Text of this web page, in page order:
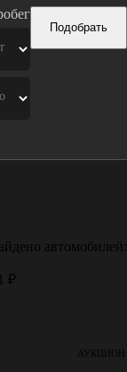
Подобрать
автомобилей:
₽
АУКЦИОН